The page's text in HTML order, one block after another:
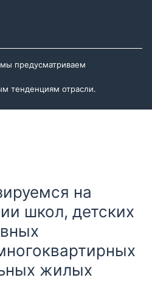
предусматриваем
тенденциям отрасли.
на
школ, детских
жилых